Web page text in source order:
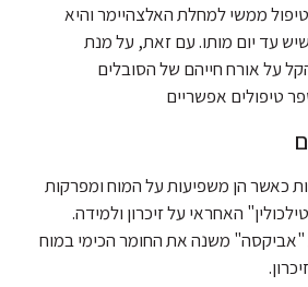
טיפול ממשי למחלת האלצהיימר והיא
עד יום מותו. עם זאת, על מנת
על אורח חייהם של הסובלים
טיפולים אפשריים
כאשר הן משפיעות על המוח ומפרקות
האחראי על זיכרון ולמידה.
"אביקסה" משנה את החומר הכימי במוח